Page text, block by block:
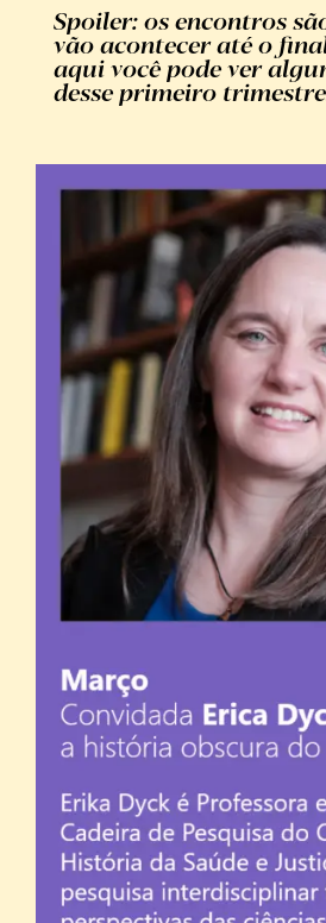
Spoiler: os encontros
vão acontecer até o
aqui você pode ver
desse primeiro